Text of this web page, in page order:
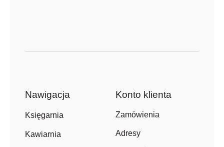
Nawigacja
Księgarnia
Kawiarnia
Konto klienta
Zamówienia
Adresy